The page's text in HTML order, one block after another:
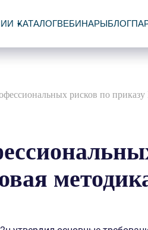
КАТАЛОГВЕБИНАРЫБЛОГ
рисков по